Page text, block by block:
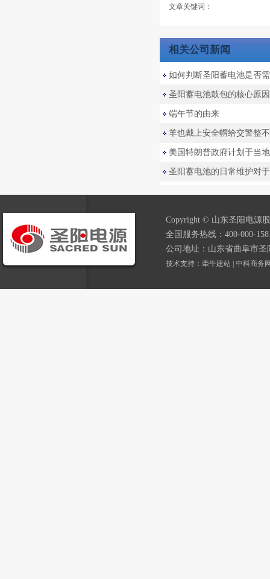
文章关键词：
相关公司新闻
如何判断圣阳蓄电池是否
圣阳蓄电池鼓包的核心原因
端午节的由来
羊也戴上安全帽给交警整
美国特朗普政府计划于当
圣阳蓄电池的日常维护对
Copyright © 山东圣阳电源
全国服务热线：400-000-
公司地址：山东省曲阜市圣
技术支持： 牵牛建站 | 中科商务